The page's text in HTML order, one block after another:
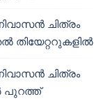
ചിത്രം
തിയേറ്ററുകളിൽ
ചിത്രം
പുറത്ത്